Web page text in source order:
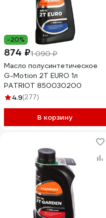
-20%
874 ₽1 090 ₽
Масло полусинтетическое
G-Motion 2Т EURO 1л
PATRIOT 850030200
4.9(277)
В корзину